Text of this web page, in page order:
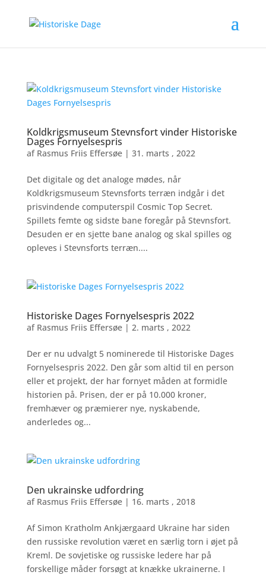
Koldkrigsmuseum Stevnsfort vinder Historiske
Dages Fornyelsespris
af Rasmus Friis Effersøe| 31. marts , 2022
Det digitale og det analoge mødes, når
Koldkrigsmuseum Stevnsforts terræn indgår i det
prisvindende computerspil Cosmic Top Secret.
Spillets femte og sidste bane foregår på Stevnsfort.
Desuden er en sjette bane analog og skal spilles og
opleves i Stevnsforts terræn....
Historiske Dages Fornyelsespris 2022
af Rasmus Friis Effersøe| 2. marts , 2022
Der er nu udvalgt 5 nominerede til Historiske Dages
Fornyelsespris 2022. Den går som altid til en person
eller et projekt, der har fornyet måden at formidle
historien på. Prisen, der er på 10.000 kroner,
fremhæver og præmierer nye, nyskabende,
anderledes og...
Den ukrainske udfordring
af Rasmus Friis Effersøe| 16. marts , 2018
Af Simon Kratholm Ankjærgaard Ukraine har siden
den russiske revolution været en særlig torn i øjet på
Kreml. De sovjetiske og russiske ledere har på
forskellige måder forsøgt at knække ukrainerne. I